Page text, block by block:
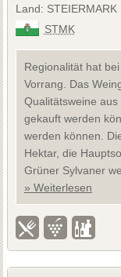
Land: STEIERMARK
STMK
Regionalität hat
Vorrang. Das
Qualitätsweine
gekauft werden
werden können.
Hektar, die
Grüner Sylvaner
» Weiterlesen